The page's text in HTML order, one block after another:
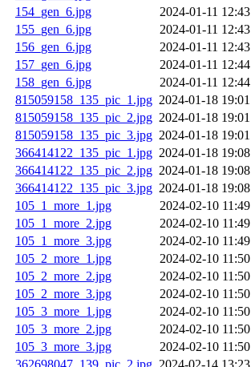
154_gen_6.jpg
2024-01-11 12:43
155_gen_6.jpg
2024-01-11 12:43
156_gen_6.jpg
2024-01-11 12:43
157_gen_6.jpg
2024-01-11 12:44
158_gen_6.jpg
2024-01-11 12:44
815059158_135_pic_1.jpg 2024-01-18 19:01
815059158_135_pic_2.jpg 2024-01-18 19:01
815059158_135_pic_3.jpg 2024-01-18 19:01
366414122_135_pic_1.jpg 2024-01-18 19:08
366414122_135_pic_2.jpg 2024-01-18 19:08
366414122_135_pic_3.jpg 2024-01-18 19:08
105_1_more_1.jpg
2024-02-10 11:49
105_1_more_2.jpg
2024-02-10 11:49
105_1_more_3.jpg
2024-02-10 11:49
105_2_more_1.jpg
2024-02-10 11:50
105_2_more_2.jpg
2024-02-10 11:50
105_2_more_3.jpg
2024-02-10 11:50
105_3_more_1.jpg
2024-02-10 11:50
105_3_more_2.jpg
2024-02-10 11:50
105_3_more_3.jpg
2024-02-10 11:50
362698047_139_pic_2.jpg 2024-02-14 13:23